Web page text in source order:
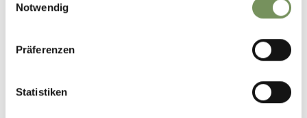
Notwendig
Präferenzen
Statistiken
DID YOU FIND THIS CONTENT HELPFUL?